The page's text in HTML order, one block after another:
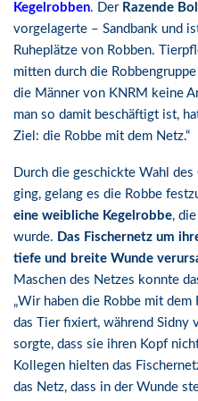
Kegelrobben. Der Razende Bol
vorgelagerte – Sandbank und
Ruheplätze von Robben.
mitten durch die
die Männer von KNRM keine
man so damit beschäftigt ist,
Ziel: die Robbe mit dem Netz.“
Durch die geschickte Wahl des
ging, gelang es die Robbe
eine weibliche Kegelrobbe,
wurde. Das Fischernetz um
tiefe und breite Wunde
Maschen des Netzes konnte
„Wir haben die Robbe mit dem
das Tier fixiert, während Sidny
sorgte, dass sie ihren Kopf
Kollegen hielten das
das Netz, dass in der Wunde